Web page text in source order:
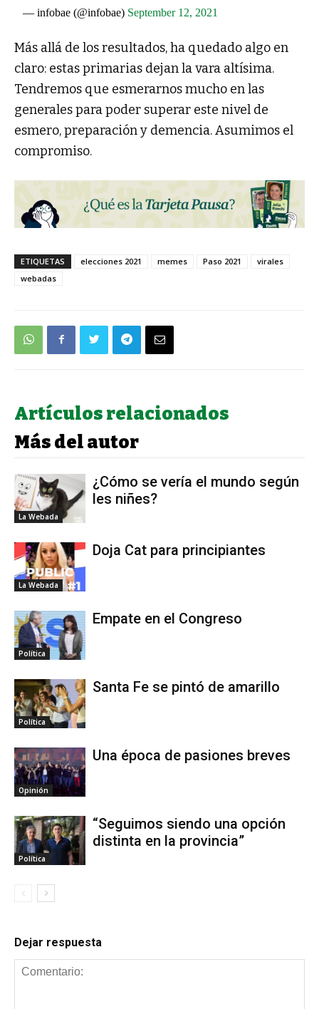
— infobae (@infobae) September 12, 2021
Más allá de los resultados, ha quedado algo en
claro: estas primarias dejan la vara altísima.
Tendremos que esmerarnos mucho en las
generales para poder superar este nivel de
esmero, preparación y demencia. Asumimos el
compromiso.
ETIQUETAS elecciones 2021 memes Paso 2021
virales
webadas
Artículos relacionados
Más del autor
La Webada
¿Cómo se vería el mundo según
les niñes?
La Webada
Doja Cat para principiantes
Política
Empate en el Congreso
Política
Santa Fe se pintó de amarillo
Opinión
Una época de pasiones breves
Política
“Seguimos siendo una opción
distinta en la provincia”
Dejar respuesta